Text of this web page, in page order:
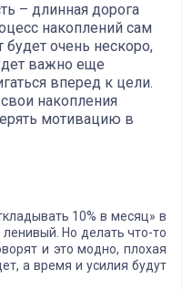
– длинная дорога
накоплений сам
будет очень нескоро,
важно еще
вперед к цели.
накопления
мотивацию в
10% в месяц» в
Но делать что-то
и это модно, плохая
а время и усилия будут